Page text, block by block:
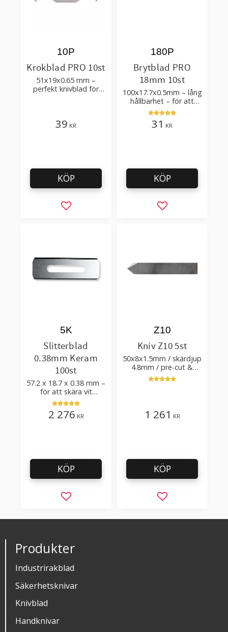
Krokblad PRO 10st
51x19x0.65 mm –
perfekt knivblad för
10P
39 KR
Lägg till i favoriter
KÖP
Brytblad PRO
18mm 10st
100x17.7x0.5mm – lång
hållbarhet – för att
skära kartong, tapet
och golvmaterial
180P
31 KR
Lägg till i
KÖP
Slitterblad
0.38mm Keram
100st
57.2 x 18.7 x 0.38 mm –
för att skära vit
plastfilm med tillsatser
5K
2 276 KR
Lägg till i favoriter
KÖP
Kniv Z10 5st
50x8x1.5mm / skärdjup
4.8mm / pre-cut &
post-cut 0.84xTm /
skärvinkel 50°
Z10
1 261 KR
Lägg till i
KÖP
Produkter
Industrirakblad
Säkerhetsknivar
Knivblad
Handknivar